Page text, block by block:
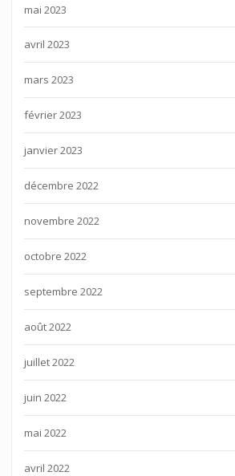
mai 2023
avril 2023
mars 2023
février 2023
janvier 2023
décembre 2022
novembre 2022
octobre 2022
septembre 2022
août 2022
juillet 2022
juin 2022
mai 2022
avril 2022